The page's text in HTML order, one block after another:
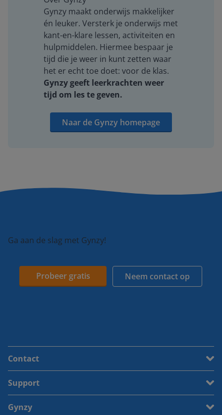
Gynzy maakt onderwijs makkelijker
én leuker. Versterk je onderwijs met
kant-en-klare lessen, activiteiten en
hulpmiddelen. Hiermee bespaar je
tijd die je weer in kunt zetten waar
het er echt toe doet: voor de klas.
Gynzy geeft leerkrachten weer
tijd om les te geven.
Naar de Gynzy homepage
Ga aan de slag met Gynzy!
Probeer gratis Neem contact op
Contact
Support
Gynzy